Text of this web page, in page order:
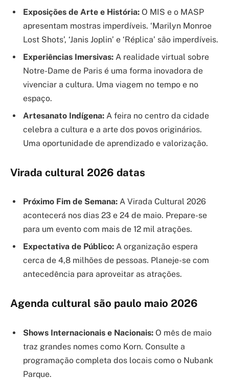
Exposições de Arte e História: O MIS e o MASP
apresentam mostras imperdíveis. ‘Marilyn Monroe
Lost Shots’, ‘Janis Joplin’ e ‘Réplica’ são imperdíveis.
Experiências Imersivas: A realidade virtual sobre
Notre-Dame de Paris é uma forma inovadora de
vivenciar a cultura. Uma viagem no tempo e no
espaço.
Artesanato Indígena: A feira no centro da cidade
celebra a cultura e a arte dos povos originários.
Uma oportunidade de aprendizado e valorização.
Virada cultural 2026 datas
Próximo Fim de Semana: A Virada Cultural 2026
acontecerá nos dias 23 e 24 de maio. Prepare-se
para um evento com mais de 12 mil atrações.
Expectativa de Público: A organização espera
cerca de 4,8 milhões de pessoas. Planeje-se com
antecedência para aproveitar as atrações.
Agenda cultural são paulo maio 2026
Shows Internacionais e Nacionais: O mês de maio
traz grandes nomes como Korn. Consulte a
programação completa dos locais como o Nubank
Parque.